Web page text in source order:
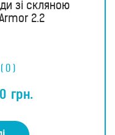
зі скляною
2.2
( 0 )
грн.